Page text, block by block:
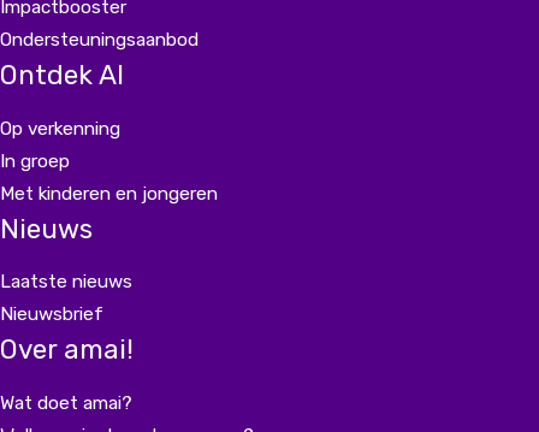
Impactbooster
Ondersteuningsaanbod
Ontdek AI
Op verkenning
In groep
Met kinderen en jongeren
Nieuws
Laatste nieuws
Nieuwsbrief
Over amai!
Wat doet amai?